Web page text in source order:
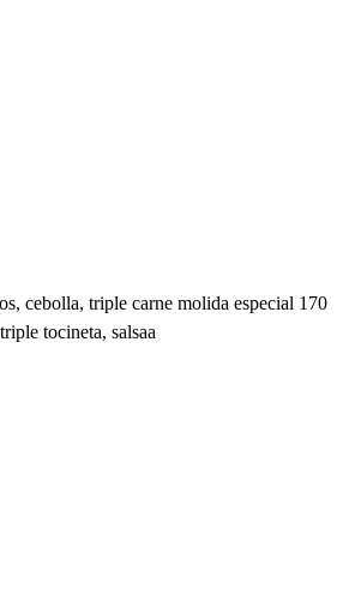
cebolla, triple carne molida especial 170
tocineta, salsaa